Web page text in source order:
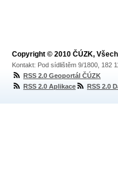
Copyright © 2010 ČÚZK,
Kontakt: Pod sídlištěm 9/1800, 182
RSS 2.0 Geoportál ČÚZK
RSS 2.0 Aplikace
RSS 2.0